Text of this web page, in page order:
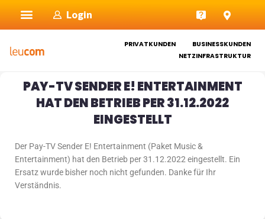
Inhalt
springen
Login
PRIVATKUNDEN
BUSINESSKUNDEN
NETZINFRASTRUKTUR
PAY-TV SENDER E! ENTERTAINMENT
HAT DEN BETRIEB PER 31.12.2022
EINGESTELLT
Der Pay-TV Sender E! Entertainment (Paket Music &
Entertainment) hat den Betrieb per 31.12.2022 eingestellt. Ein
Ersatz wurde bisher noch nicht gefunden. Danke für Ihr
Verständnis.